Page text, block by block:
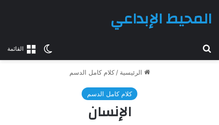
القائمةالوضع
المحيط الإبداعي
الرئيسية / كلام كامل الدسم
كلام كامل الدسم
الإنسان